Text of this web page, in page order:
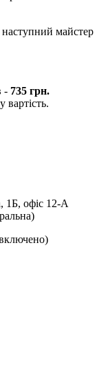
майстер
- 735 грн.
вартість.
1Б, офіс 12-А